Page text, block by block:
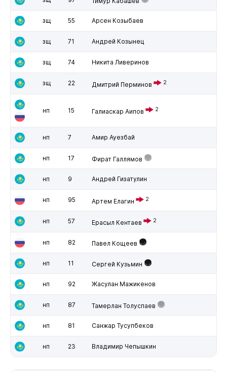
зщ 55 Арсен Козыбаев
зщ 71 Андрей Козынец
зщ 74 Никита Ливеринов
зщ 22 Дмитрий Перминов 2
нп 15 Галиаскар Аипов 2
нп 7 Амир Ауезбай
нп 17 Фират Галлямов
нп 9 Андрей Гизатулин
нп 95 Артем Елагин 2
нп 57 Ерасыл Кентаев 2
нп 82 Павел Кощеев
нп 11 Сергей Кузьмин
нп 92 Жасулан Мажикенов
нп 87 Тамерлан Толуспаев
нп 81 Санжар Тусупбеков
нп 23 Владимир Чепышкин